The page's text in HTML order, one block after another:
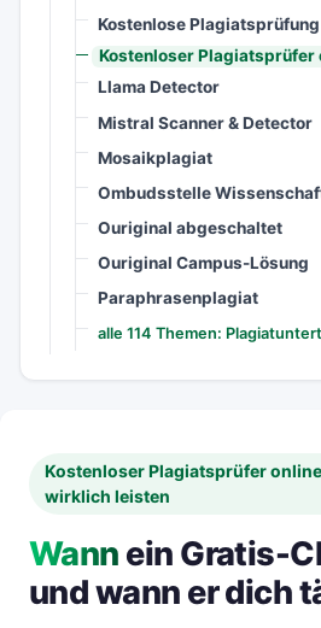
Kostenlose Plagiatsprüfung
Kostenloser Plagiatsprüfer
Llama Detector
Mistral Scanner & Detector
Mosaikplagiat
Ombudsstelle
Ouriginal abgeschaltet
Ouriginal Campus-Lösung
Paraphrasenplagiat
alle 114 Themen:
Kostenloser Plagiatsprüfer
wirklich leisten
Wann ein Gratis-
und wann er dich